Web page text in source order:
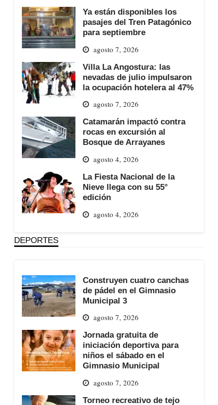
Ya están disponibles los
pasajes del Tren Patagónico
para septiembre
agosto 7, 2026
Villa La Angostura: las
nevadas de julio impulsaron
la ocupación hotelera al 47%
agosto 7, 2026
Catamarán impactó contra
rocas en excursión al
Bosque de Arrayanes
agosto 4, 2026
La Fiesta Nacional de la
Nieve llega con su 55°
edición
agosto 4, 2026
DEPORTES
Construyen cuatro canchas
de pádel en el Gimnasio
Municipal 3
agosto 7, 2026
Jornada gratuita de
iniciación deportiva para
niños el sábado en el
Gimnasio Municipal
agosto 7, 2026
Torneo recreativo de tejo